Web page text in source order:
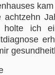
achtzehn
holte ich